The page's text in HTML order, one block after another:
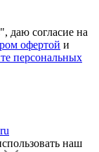
даю согласие на
офертой и
персональных
наш